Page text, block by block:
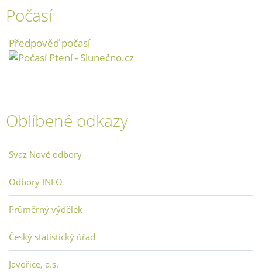
Počasí
Předpověď počasí
Oblíbené odkazy
Svaz Nové odbory
Odbory INFO
Průměrný výdělek
Český statistický úřad
Javořice, a.s.